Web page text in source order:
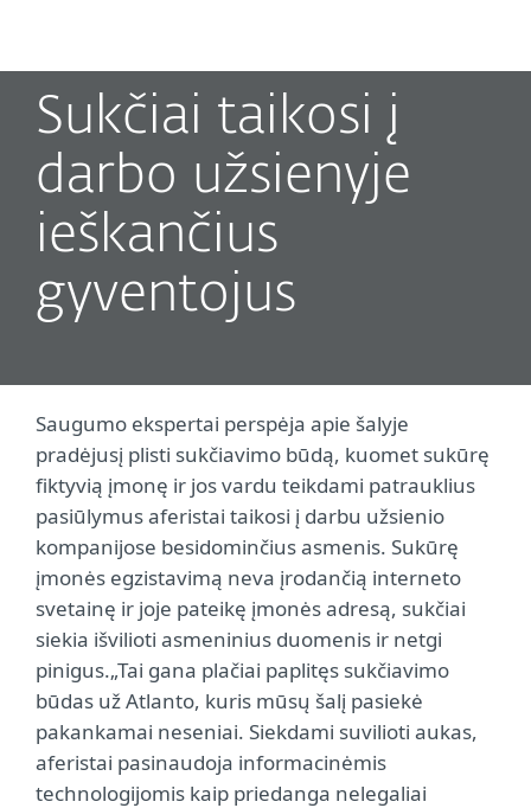
Sukčiai taikosi į
darbo užsienyje
ieškančius
gyventojus
Saugumo ekspertai perspėja apie šalyje
pradėjusį plisti sukčiavimo būdą, kuomet sukūrę
fiktyvią įmonę ir jos vardu teikdami patrauklius
pasiūlymus aferistai taikosi į darbu užsienio
kompanijose besidominčius asmenis. Sukūrę
įmonės egzistavimą neva įrodančią interneto
svetainę ir joje pateikę įmonės adresą, sukčiai
siekia išvilioti asmeninius duomenis ir netgi
pinigus.„Tai gana plačiai paplitęs sukčiavimo
būdas už Atlanto, kuris mūsų šalį pasiekė
pakankamai neseniai. Siekdami suvilioti aukas,
aferistai pasinaudoja informacinėmis
technologijomis kaip priedanga nelegaliai